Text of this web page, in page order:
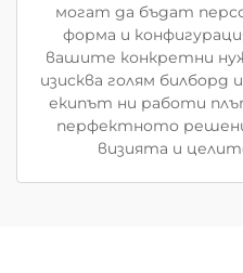
могат да бъдат
форма и
вашите конкретни
изисква голям билборд
екипът ни работи
перфектното
визията и